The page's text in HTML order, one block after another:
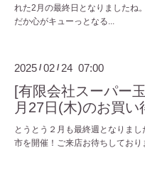
れた2月の最終日となりましたね
だか心がキューっとなる...
2025 /02 / 24 07:00
[有限会社スーパー
月27日(木)のお買い
とうとう２月も最終週となりま
市を開催！ご来店お待ちしており